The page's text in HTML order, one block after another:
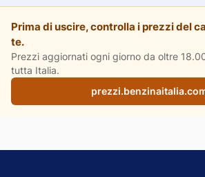
Prima di uscire, controlla i prezzi del
te.
Prezzi aggiornati ogni giorno da oltre
tutta Italia.